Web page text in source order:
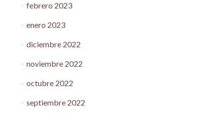
febrero 2023
enero 2023
diciembre 2022
noviembre 2022
octubre 2022
septiembre 2022